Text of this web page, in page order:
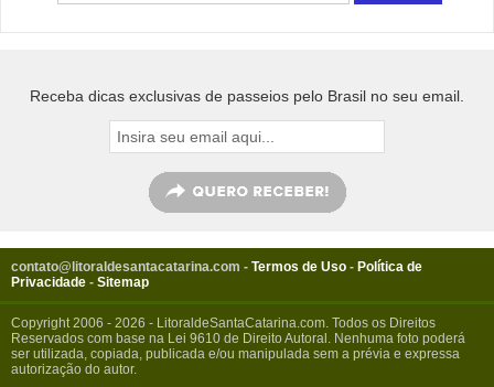
Receba dicas exclusivas de passeios pelo Brasil no seu email.
contato@litoraldesantacatarina.com - Termos de Uso - Política de
Privacidade - Sitemap
Copyright 2006 - 2026 - LitoraldeSantaCatarina.com. Todos os Direitos
Reservados com base na Lei 9610 de Direito Autoral. Nenhuma foto poderá
ser utilizada, copiada, publicada e/ou manipulada sem a prévia e expressa
autorização do autor.